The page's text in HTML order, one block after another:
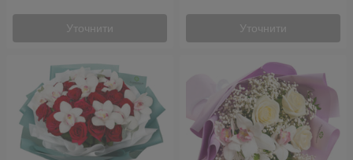
Уточнити Уточнити